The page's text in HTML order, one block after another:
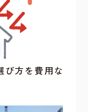
び方を費用な